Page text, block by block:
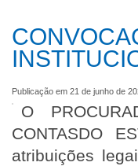
Publicação em 21 de junho de
O
CONTASDO
atribuições